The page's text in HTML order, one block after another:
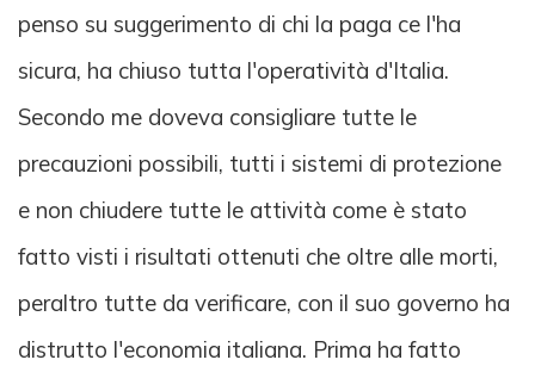
penso su suggerimento di chi la paga ce l'ha
sicura, ha chiuso tutta l'operatività d'Italia.
Secondo me doveva consigliare tutte le
precauzioni possibili, tutti i sistemi di protezione
e non chiudere tutte le attività come è stato
fatto visti i risultati ottenuti che oltre alle morti,
peraltro tutte da verificare, con il suo governo ha
distrutto l'economia italiana. Prima ha fatto